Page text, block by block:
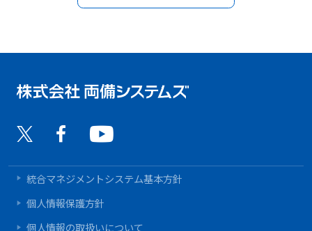
統合マネジメントシステム基本方針
個人情報保護方針
個人情報の取扱いについて